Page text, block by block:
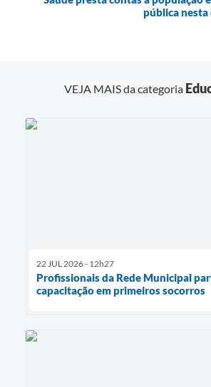
pública
VEJA MAIS da categoria
22 JUL 2026 - 12h27
Profissionais da Rede Municipal
capacitação em primeiros socorros